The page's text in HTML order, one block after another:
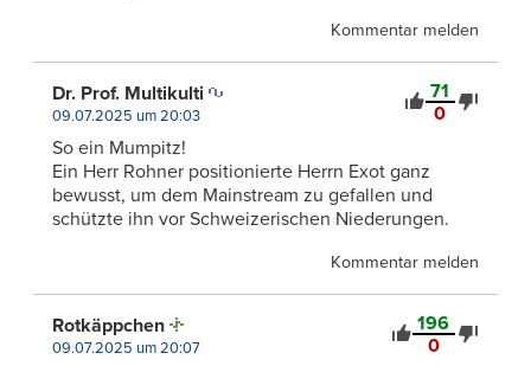
Kommentar melden
71
0
Dr. Prof. Multikulti
09.07.2025 um 20:03
So ein Mumpitz!
Ein Herr Rohner positionierte Herrn Exot ganz
bewusst, um dem Mainstream zu gefallen und
schützte ihn vor Schweizerischen Niederungen.
Kommentar melden
196
0
Rotkäppchen
09.07.2025 um 20:07